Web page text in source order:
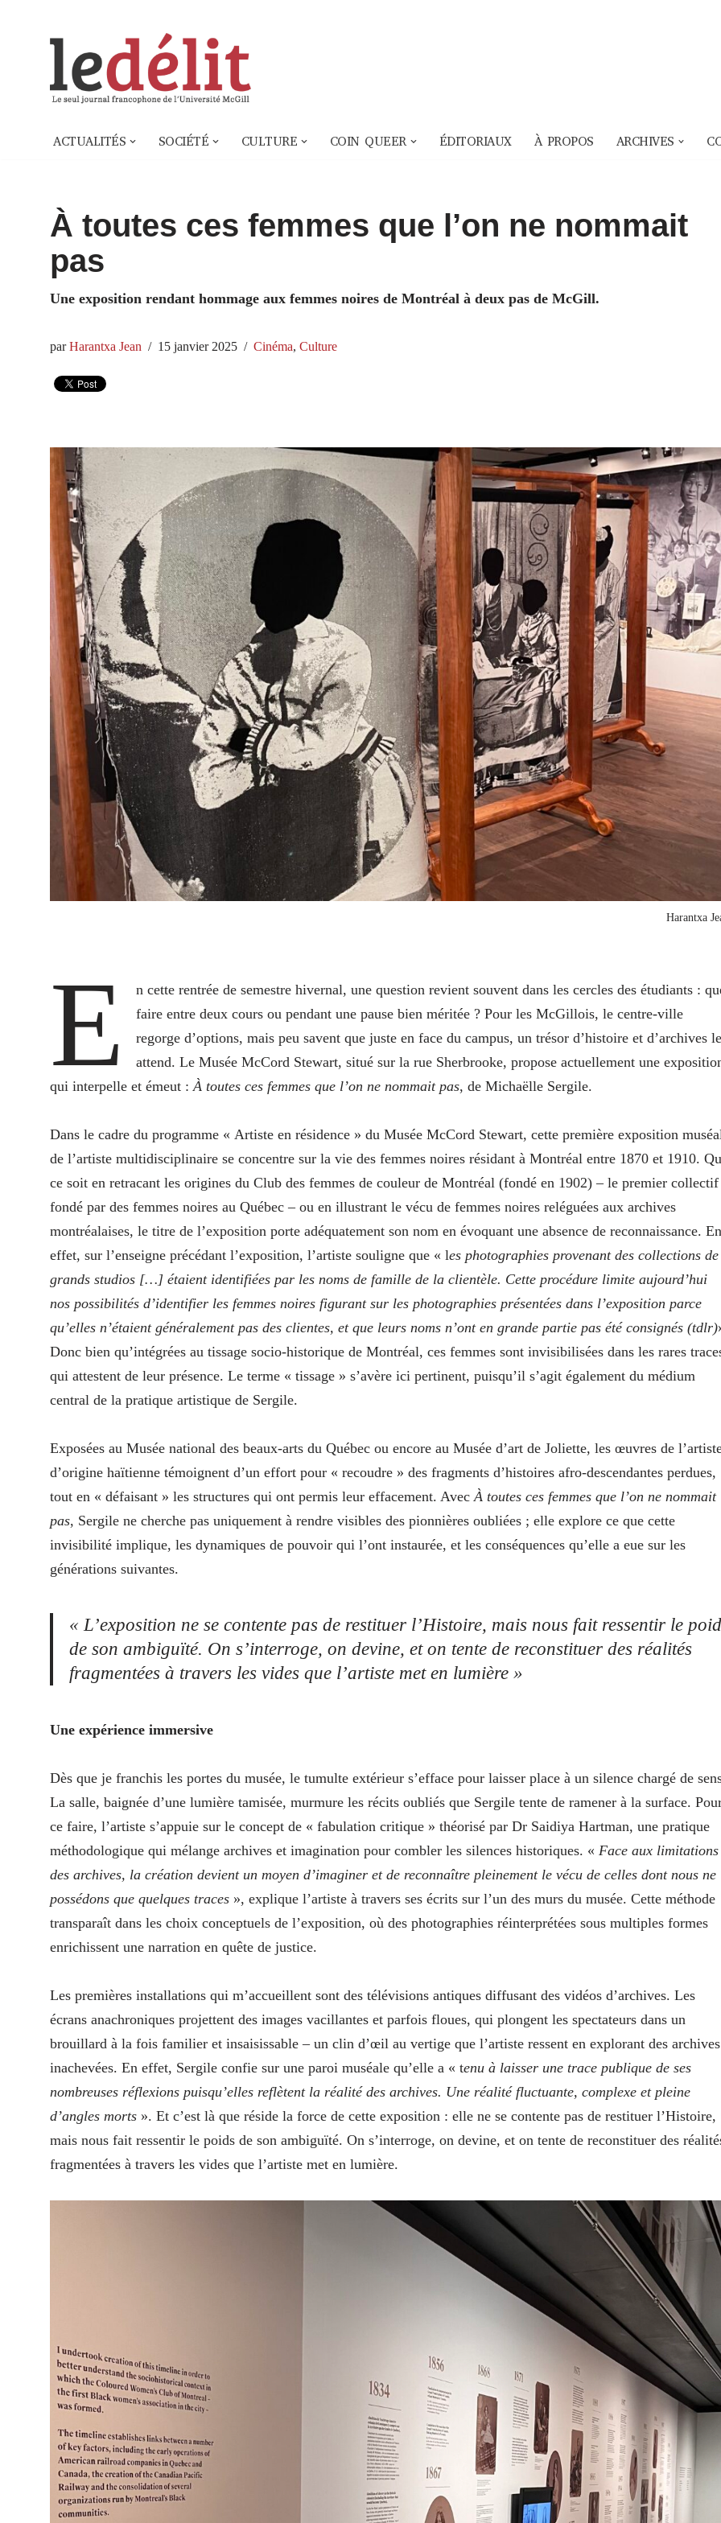
ACTUALITÉS SOCIÉTÉ CULTURE COIN QUEER ÉDITORIAUX À PROPOS ARCHIVES
À toutes ces femmes que l’on ne nommait
pas
Une exposition rendant hommage aux femmes noires de Montréal à deux pas de McGill.
parHarantxa Jean 15 janvier 2025 Cinéma, Culture
Harantxa
E
n cette rentrée de semestre hivernal, une question revient souvent dans les cercles des étudiants :
faire entre deux cours ou pendant une pause bien méritée ? Pour les McGillois, le centre-ville
regorge d’options, mais peu savent que juste en face du campus, un trésor d’histoire et d’archives
attend. Le Musée McCord Stewart, situé sur la rue Sherbrooke, propose actuellement une
qui interpelle et émeut : À toutes ces femmes que l’on ne nommait pas, de Michaëlle Sergile.
Dans le cadre du programme « Artiste en résidence » du Musée McCord Stewart, cette première exposition
de l’artiste multidisciplinaire se concentre sur la vie des femmes noires résidant à Montréal entre 1870 et 1910.
ce soit en retracant les origines du Club des femmes de couleur de Montréal (fondé en 1902) – le premier collectif
fondé par des femmes noires au Québec – ou en illustrant le vécu de femmes noires reléguées aux archives
montréalaises, le titre de l’exposition porte adéquatement son nom en évoquant une absence de reconnaissance. En
effet, sur l’enseigne précédant l’exposition, l’artiste souligne que « les photographies provenant des collections de
grands studios […] étaient identifiées par les noms de famille de la clientèle. Cette procédure limite aujourd’hui
nos possibilités d’identifier les femmes noires figurant sur les photographies présentées dans l’exposition parce
qu’elles n’étaient généralement pas des clientes, et que leurs noms n’ont en grande partie pas été consignés (tdlr)
Donc bien qu’intégrées au tissage socio-historique de Montréal, ces femmes sont invisibilisées dans les rares
qui attestent de leur présence. Le terme « tissage » s’avère ici pertinent, puisqu’il s’agit également du médium
central de la pratique artistique de Sergile.
Exposées au Musée national des beaux-arts du Québec ou encore au Musée d’art de Joliette, les œuvres de
d’origine haïtienne témoignent d’un effort pour « recoudre » des fragments d’histoires afro-descendantes perdues,
tout en « défaisant » les structures qui ont permis leur effacement. Avec À toutes ces femmes que l’on ne nommait
pas, Sergile ne cherche pas uniquement à rendre visibles des pionnières oubliées ; elle explore ce que cette
invisibilité implique, les dynamiques de pouvoir qui l’ont instaurée, et les conséquences qu’elle a eue sur les
générations suivantes.
« L’exposition ne se contente pas de restituer l’Histoire, mais nous fait ressentir le
de son ambiguïté. On s’interroge, on devine, et on tente de reconstituer des réalités
fragmentées à travers les vides que l’artiste met en lumière »
Une expérience immersive
Dès que je franchis les portes du musée, le tumulte extérieur s’efface pour laisser place à un silence chargé de
La salle, baignée d’une lumière tamisée, murmure les récits oubliés que Sergile tente de ramener à la surface.
ce faire, l’artiste s’appuie sur le concept de « fabulation critique » théorisé par Dr Saidiya Hartman, une pratique
méthodologique qui mélange archives et imagination pour combler les silences historiques. « Face aux limitations
des archives, la création devient un moyen d’imaginer et de reconnaître pleinement le vécu de celles dont nous ne
possédons que quelques traces », explique l’artiste à travers ses écrits sur l’un des murs du musée. Cette méthode
transparaît dans les choix conceptuels de l’exposition, où des photographies réinterprétées sous multiples formes
enrichissent une narration en quête de justice.
Les premières installations qui m’accueillent sont des télévisions antiques diffusant des vidéos d’archives. Les
écrans anachroniques projettent des images vacillantes et parfois floues, qui plongent les spectateurs dans un
brouillard à la fois familier et insaisissable – un clin d’œil au vertige que l’artiste ressent en explorant des archives
inachevées. En effet, Sergile confie sur une paroi muséale qu’elle a « tenu à laisser une trace publique de ses
nombreuses réflexions puisqu’elles reflètent la réalité des archives. Une réalité fluctuante, complexe et pleine
d’angles morts ». Et c’est là que réside la force de cette exposition : elle ne se contente pas de restituer l’Histoire,
mais nous fait ressentir le poids de son ambiguïté. On s’interroge, on devine, et on tente de reconstituer des
fragmentées à travers les vides que l’artiste met en lumière.